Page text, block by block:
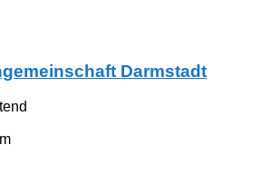
Darmstadt